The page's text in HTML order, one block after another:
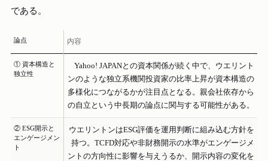
である。
論点 内容
① 資本構造と
独立性
Yahoo! JAPANとの資本関係が続く中で、ウエリント
ンのような独立系機関投資家の比率上昇が資本構造の
多様化につながるかが注目点となる。親会社依存から
の自立という中長期の論点に関与する可能性がある。
② ESG開示と
エンゲージメン
ト
ウエリントンはESG評価を運用判断に組み込む方針を
持つ。TCFD対応や非財務開示の水準がエンゲージメ
ントの方向性に影響を与えうるか、開示内容の変化を